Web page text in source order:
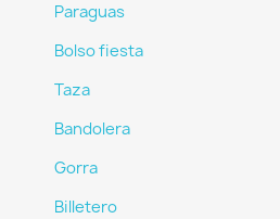
Paraguas
Bolso fiesta
Taza
Bandolera
Gorra
Billetero